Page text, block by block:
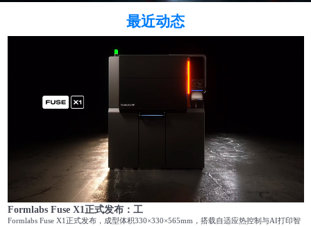
最近动态
Formlabs Fuse X1正式发布：工
Formlabs Fuse X1正式发布，成型体积330×330×565mm，搭载自适应热控制与AI打印智